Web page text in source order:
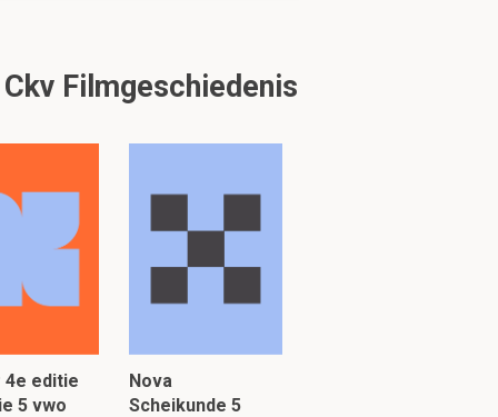
is mogelijk niet
Filmgeschiedenis
4e editie
5 vwo
Nova
Scheikunde 5